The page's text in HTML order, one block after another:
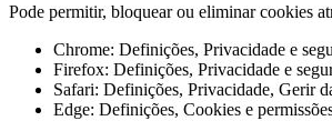
Pode permitir, bloquear ou eliminar cookies
Chrome: Definições, Privacidade e
Firefox: Definições, Privacidade e
Safari: Definições, Privacidade, Gerir
Edge: Definições, Cookies e